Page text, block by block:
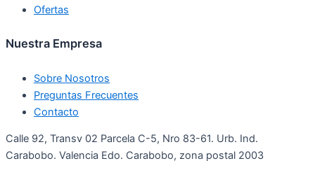
Ofertas
Nuestra Empresa
Sobre Nosotros
Preguntas Frecuentes
Contacto
Calle 92, Transv 02 Parcela C-5, Nro 83-61. Urb. Ind.
Carabobo. Valencia Edo. Carabobo, zona postal 2003